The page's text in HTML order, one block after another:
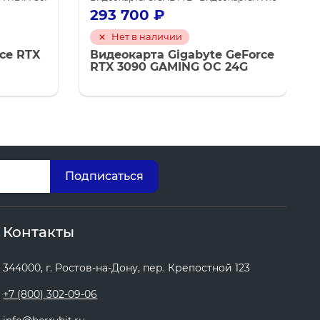
RTX
293 700 ₽
Нет в наличии
Видеокарта Gigabyte GeForce
RTX 3090 GAMING OC 24G
Контакты
344000, г. Ростов-на-Дону, пер. Крепостной 123
+7 (800) 302-09-06